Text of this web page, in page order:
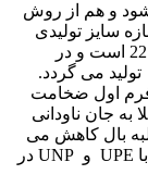
شود و هم از روش
سایز تولیدی
ناودانی ساده بال مساوی، معمولا از سایز 4 الی 22 است و در
ناودانی های تولید اروپایی از سایز 2.5 تا سایز 60 تولید می گردد.
فرم اول ضخامت
به جان ناودانی
بال کاهش می
یابد و فرم داخلی بال زاویه دار است و به ترتیب با UPE و UNP در